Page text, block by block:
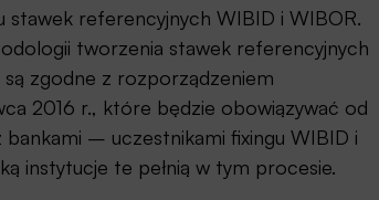
stawek referencyjnych WIBID i WIBOR.
tworzenia stawek referencyjnych
zgodne z rozporządzeniem
2016 r., które będzie obowiązywać od
– uczestnikami fixingu WIBID i
instytucje te pełnią w tym procesie.